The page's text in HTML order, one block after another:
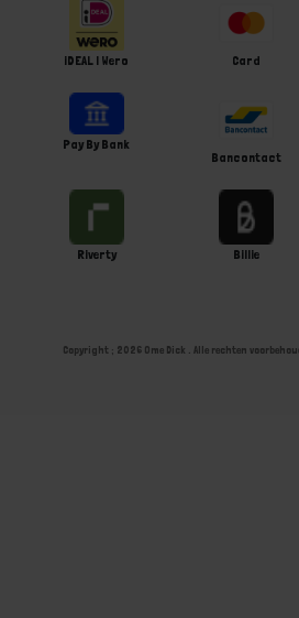
iDEAL | Wero Card
Pay By Bank
Bancontact
Riverty Billie
Copyright ; 2026 Ome Dick . Alle rechten